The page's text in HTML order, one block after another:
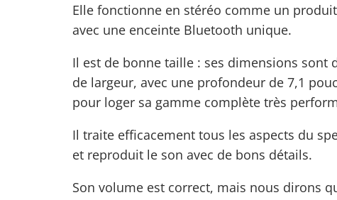
Elle fonctionne en stéréo comme un
avec une enceinte Bluetooth unique.
Il est de bonne taille : ses dimensions sont
de largeur, avec une profondeur de 7,1
pour loger sa gamme complète très
Il traite efficacement tous les aspects du
et reproduit le son avec de bons détails.
Son volume est correct, mais nous dirons